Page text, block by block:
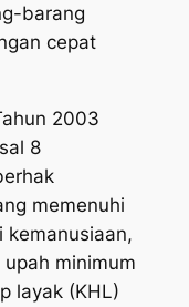
barang
cepat
2003
8
memenuhi
kemanusiaan,
minimum
layak (KHL)